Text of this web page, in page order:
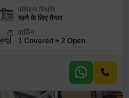
पॉसेशन स्थिति
रहने के लिए तैयार
पार्किंग
1 Covered + 2 Open